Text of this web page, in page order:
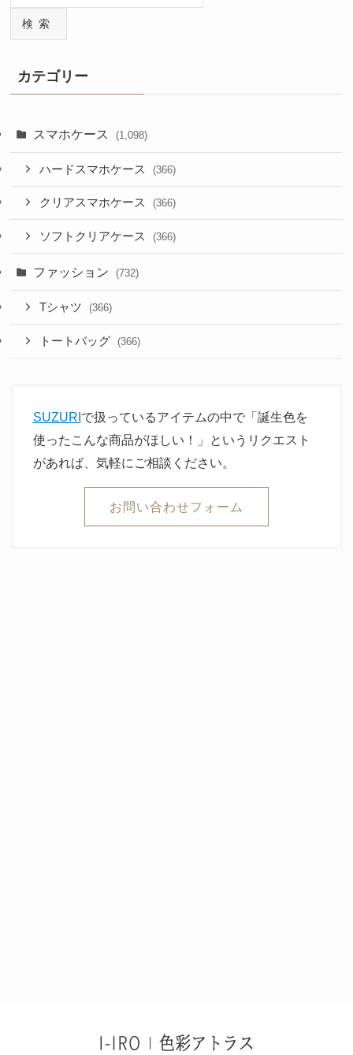
検索
カテゴリー
スマホケース (1,098)
ハードスマホケース (366)
クリアスマホケース (366)
ソフトクリアケース (366)
ファッション (732)
Tシャツ (366)
トートバッグ (366)
SUZURIで扱っているアイテムの中で「誕生色を
使ったこんな商品がほしい！」というリクエスト
があれば、気軽にご相談ください。
お問い合わせフォーム